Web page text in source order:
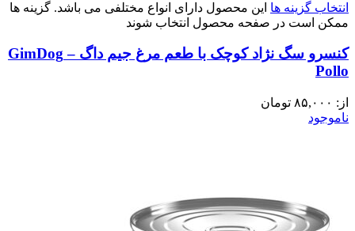
انتخاب گزینه ها این محصول دارای انواع مختلفی می باشد. گزینه ها
ممکن است در صفحه محصول انتخاب شوند
کنسرو سگ نژاد کوچک با طعم مرغ جیم داگ – GimDog
Pollo
از: ۸۵,۰۰۰ تومان
ناموجود